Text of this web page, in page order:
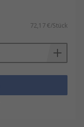
72,17 €/Stück